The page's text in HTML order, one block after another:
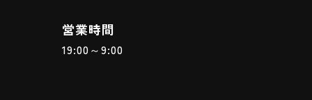
営業時間
19:00～9:00